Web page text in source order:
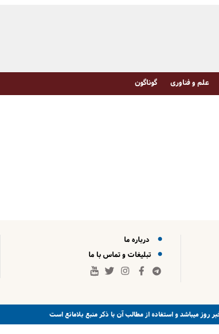
علم و فناوری گوناگون
درباره ما
تبلیغات و تماس با ما
روزمیباشد و استفاده از مطالب آن با ذکر منبع بلامانع است